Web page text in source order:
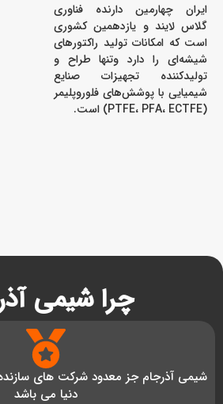
ایران چهارمین دارنده فناوری
گلاس لایند و یازدهمین کشوری
است که امکانات تولید راکتورهای
شیشه‌ای را دارد وتنها طراح و
تولیدکننده تجهیزات صنایع
شیمیایی با پوشش‌های فلوروپلیمر
(PTFE، PFA، ECTFE) است.
چرا شیمی
شیمی آذرجام جز معدود شرکت های سازنده
دنیا می باشد